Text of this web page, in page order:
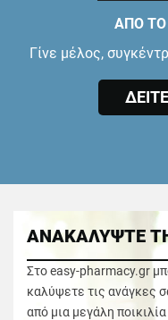
ΑΠΟ ΤΟ
Γίνε μέλος,
ΑΝΑΚΑΛΥΨΤΕ
Στο easy-pharmacy.gr
καλύψετε τις ανάγκες
από μια μεγάλη